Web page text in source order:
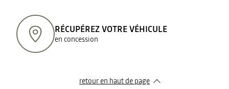
RÉCUPÉREZ VOTRE VÉHICULE
en concession
retour en haut de page​